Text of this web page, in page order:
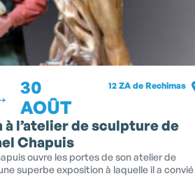
30
AOÛT
12 ZA de Rechimas
l’atelier de sculpture de
Chapuis
ouvre les portes de son atelier de
superbe exposition à laquelle il a convié